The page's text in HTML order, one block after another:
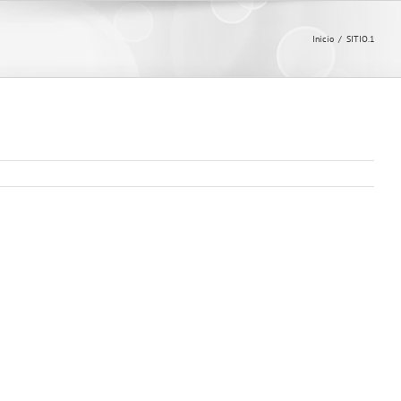
Inicio / SITIO.1